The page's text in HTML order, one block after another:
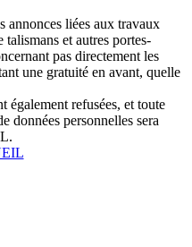
annonces liées aux travaux
et autres portes-
pas directement les
une gratuité en avant, quelle
également refusées, et toute
données personnelles sera